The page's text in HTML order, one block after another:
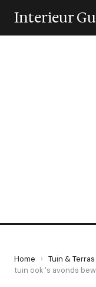
Interieur
Home › Tuin & Terras
tuin ook 's avonds